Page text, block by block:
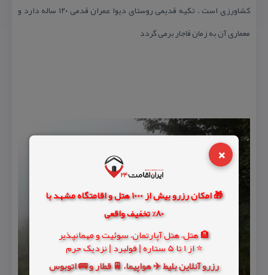
×
🎁 امکان رزرو بیش از 1000 هتل و اقامتگاه مشهد با
80% تخفیف واقعی
🏨 هتل، هتل آپارتمان، سوئیت و مهمانپذیر
⭐ از 1 تا 5 ستاره | فولبرد | نزدیک حرم
رزرو آنلاین بلیط ✈️ هواپیما، 🚆 قطار و 🚌 اتوبوس
كشاورزی است . تكیه قدیمی روستای دیوا عمران قدمی ۱۲۰ ساله دارد و
معماری آن به زمان قاجار برمی گردد